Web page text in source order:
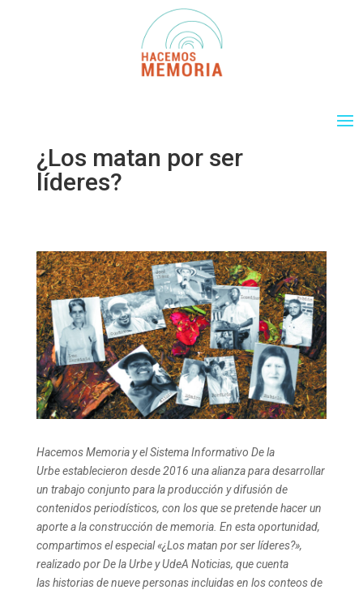
¿Los matan por ser
líderes?
Hacemos Memoria y el Sistema Informativo De la
Urbe establecieron desde 2016 una alianza para desarrollar
un trabajo conjunto para la producción y difusión de
contenidos periodísticos, con los que se pretende hacer un
aporte a la construcción de memoria. En esta oportunidad,
compartimos el especial «¿Los matan por ser líderes?»,
realizado por De la Urbe y UdeA Noticias, que cuenta
las historias de nueve personas incluidas en los conteos de